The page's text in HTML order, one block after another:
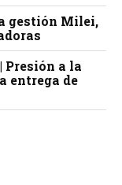
gestión Milei,
Presión a la
entrega de